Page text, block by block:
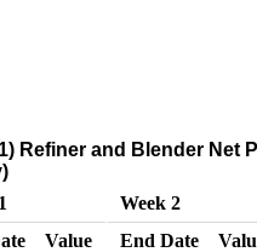
Refiner and Blender
Week 2
Value End Date